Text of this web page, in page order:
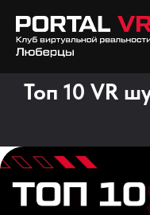
Топ 10 VR